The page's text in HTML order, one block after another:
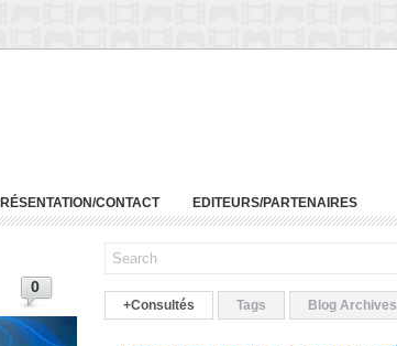
CONTACT EDITEURS/PARTENAIRES
0
+Consultés Tags Blog Archives